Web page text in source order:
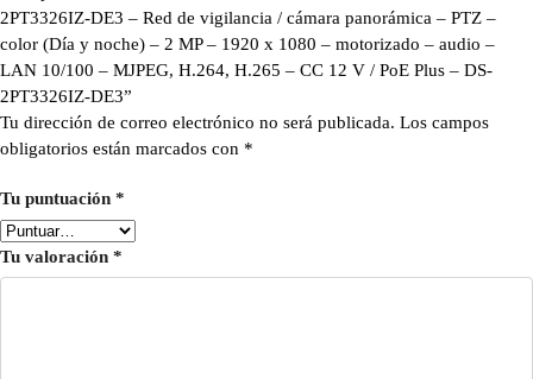
2PT3326IZ-DE3 – Red de vigilancia / cámara panorámica – PTZ –
color (Día y noche) – 2 MP – 1920 x 1080 – motorizado – audio –
LAN 10/100 – MJPEG, H.264, H.265 – CC 12 V / PoE Plus – DS-
2PT3326IZ-DE3”
Tu dirección de correo electrónico no será publicada. Los campos
obligatorios están marcados con *
Tu puntuación *
Tu valoración *